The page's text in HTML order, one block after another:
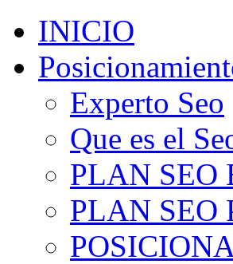
INICIO
Experto Seo
Que es el
PLAN SEO
PLAN SEO